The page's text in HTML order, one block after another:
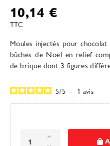
10,14 €
TTC
Moules injectés pour
bûches de Noël en relief
de brique dont 3 figures
5/5 - 1 avis